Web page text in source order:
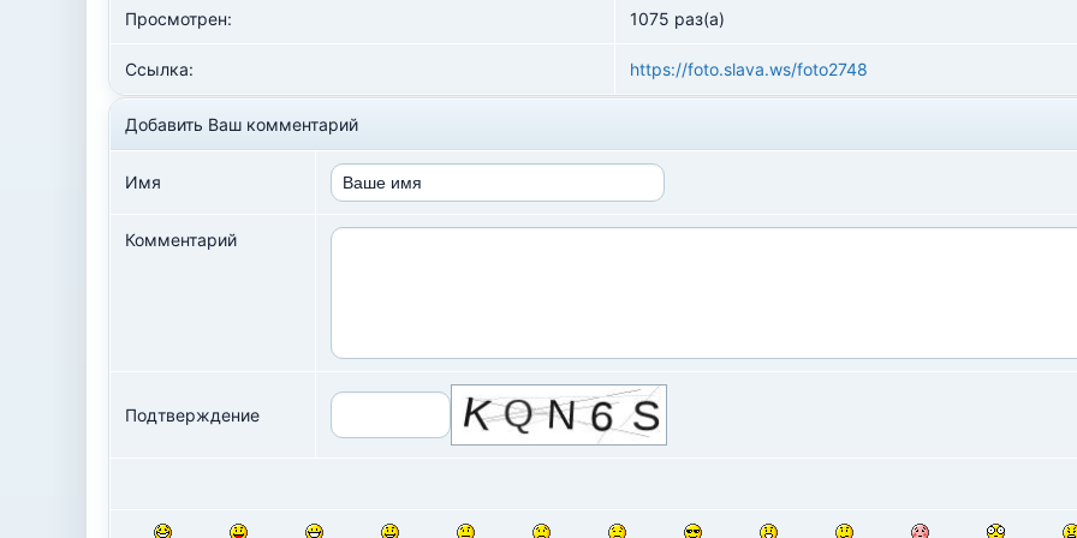
Просмотрен: 1075 раз(а)
Ссылка: https://foto.slava.ws/foto2748
Добавить Ваш комментарий
Имя
Комментарий
Подтверждение